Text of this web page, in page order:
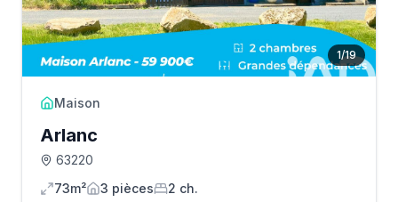
1/19
Maison
Arlanc
63220
73m²
3 pièces 2 ch.